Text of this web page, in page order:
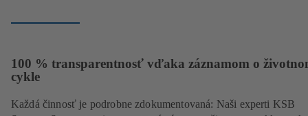
100 % transparentnosť vďaka záznamom o
cykle
Každá činnosť je podrobne zdokumentovaná: Naši experti KSB